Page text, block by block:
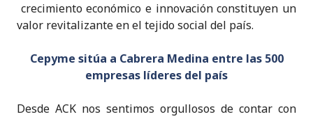
crecimiento económico e innovación constituyen un
valor revitalizante en el tejido social del país.
Cepyme sitúa a Cabrera Medina entre las 500
empresas líderes del país
Desde ACK nos sentimos orgullosos de contar con